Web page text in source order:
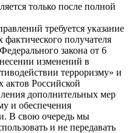
только после полной
требуется указание
получателя
закона от 6
изменений в
терроризму» и
актов Российской
дополнительных мер
и обеспечения
В свою очередь мы
и не передавать